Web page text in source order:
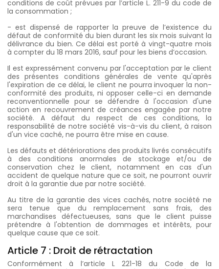
conditions de coût prévues par l’article L. 211-9 du code de
la consommation ;
- est dispensé de rapporter la preuve de l’existence du
défaut de conformité du bien durant les six mois suivant la
délivrance du bien. Ce délai est porté à vingt-quatre mois
à compter du 18 mars 2016, sauf pour les biens d’occasion.
Il est expressément convenu par l'acceptation par le client
des présentes conditions générales de vente qu'après
l'expiration de ce délai, le client ne pourra invoquer la non-
conformité des produits, ni opposer celle-ci en demande
reconventionnelle pour se défendre à l'occasion d'une
action en recouvrement de créances engagée par notre
société. A défaut du respect de ces conditions, la
responsabilité de notre société vis-à-vis du client, à raison
d'un vice caché, ne pourra être mise en cause.
Les défauts et détériorations des produits livrés consécutifs
à des conditions anormales de stockage et/ou de
conservation chez le client, notamment en cas d'un
accident de quelque nature que ce soit, ne pourront ouvrir
droit à la garantie due par notre société.
Au titre de la garantie des vices cachés, notre société ne
sera tenue que du remplacement sans frais, des
marchandises défectueuses, sans que le client puisse
prétendre à l'obtention de dommages et intérêts, pour
quelque cause que ce soit.
Article 7 : Droit de rétractation
Conformément à l’article L 221-18 du Code de la